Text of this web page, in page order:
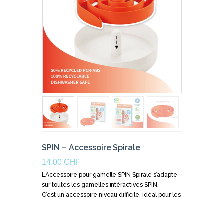
SPIN – Accessoire Spirale
14.00 CHF
L’Accessoire pour gamelle SPIN Spirale s’adapte
sur toutes les gamelles intéractives SPIN.
C’est un accessoire niveau difficile, idéal pour les